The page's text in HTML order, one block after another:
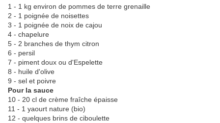
1 - 1 kg environ de pommes de terre grenaille
2 - 1 poignée de noisettes
3 - 1 poignée de noix de cajou
4 - chapelure
5 - 2 branches de thym citron
6 - persil
7 - piment doux ou d'Espelette
8 - huile d'olive
9 - sel et poivre
Pour la sauce
10 - 20 cl de crème fraîche épaisse
11 - 1 yaourt nature (bio)
12 - quelques brins de ciboulette